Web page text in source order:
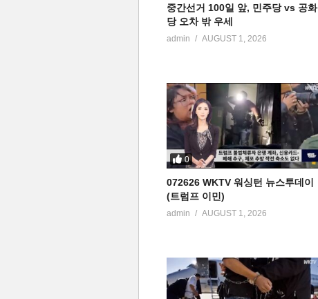
중간선거 100일 앞, 민주당 vs 공화
당 오차 밖 우세
admin AUGUST 1, 2026
0
072626 WKTV 워싱턴 뉴스투데이
(트럼프 이민)
admin AUGUST 1, 2026